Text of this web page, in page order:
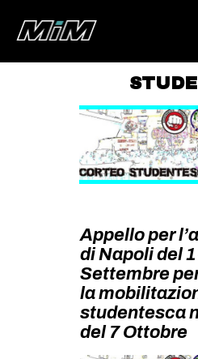
GAZA
CSOA
MSM
STUDENTI
ZAM
Appello per
di Napoli del
Settembre
la
studentesca
del 7 Ottobre